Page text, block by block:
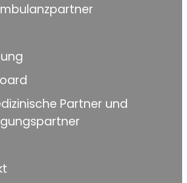
Partner und